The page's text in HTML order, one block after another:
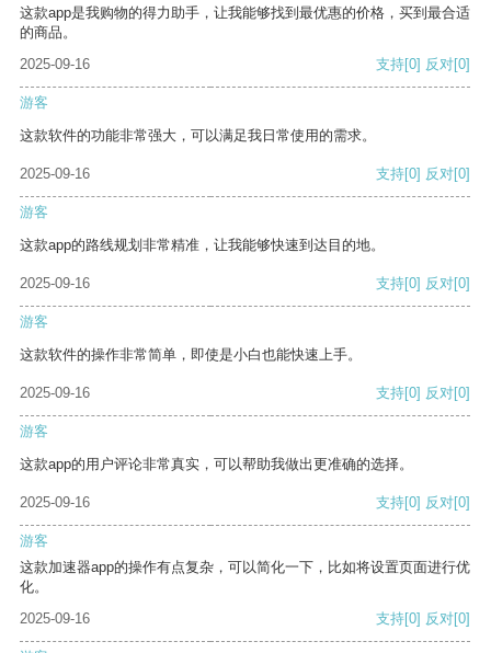
这款app是我购物的得力助手，让我能够找到最优惠的价格，买到最合适
的商品。
2025-09-16
支持[0] 反对[0]
游客
这款软件的功能非常强大，可以满足我日常使用的需求。
2025-09-16 支持[0] 反对[0]
游客
这款app的路线规划非常精准，让我能够快速到达目的地。
2025-09-16 支持[0] 反对[0]
游客
这款软件的操作非常简单，即使是小白也能快速上手。
2025-09-16 支持[0] 反对[0]
游客
这款app的用户评论非常真实，可以帮助我做出更准确的选择。
2025-09-16 支持[0] 反对[0]
游客
这款加速器app的操作有点复杂，可以简化一下，比如将设置页面进行优
化。
2025-09-16
支持[0] 反对[0]